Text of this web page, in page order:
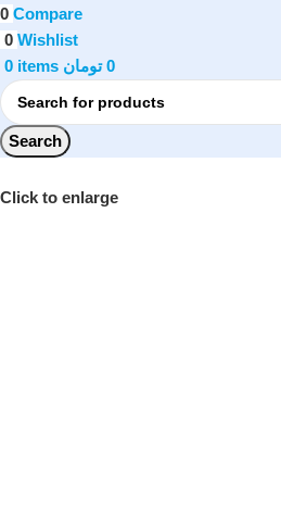
0 Compare
0 Wishlist
0 items 0 تومان
Search
Click to enlarge